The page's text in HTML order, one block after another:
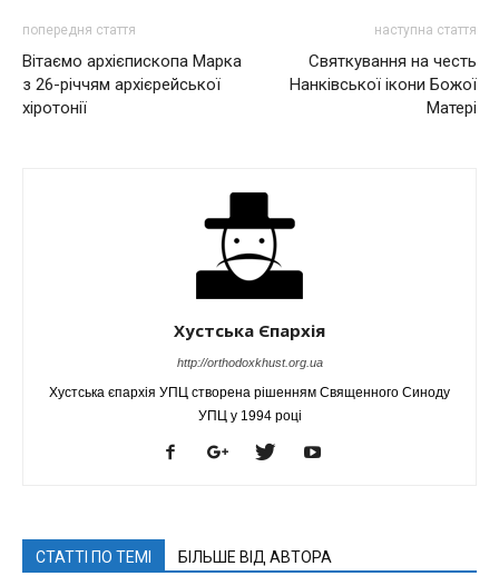
попередня стаття
Вітаємо архієпископа Марка
з 26-річчям архієрейської
хіротонії
наступна стаття
Святкування на честь
Нанківської ікони Божої
Матері
Хустська Єпархія
http://orthodoxkhust.org.ua
Хустська єпархія УПЦ створена рішенням Священного Синоду
УПЦ у 1994 році
СТАТТІ ПО ТЕМІ БІЛЬШЕ ВІД АВТОРА